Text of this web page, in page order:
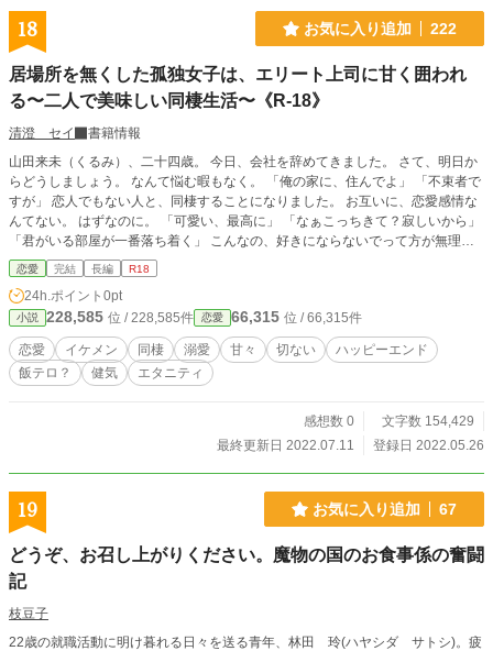
18 お気に入り追加 222
居場所を無くした孤独女子は、エリート上司に甘く囲われ
る〜二人で美味しい同棲生活〜《R-18》
清澄 セイ
書籍情報
山田来未（くるみ）、二十四歳。 今日、会社を辞めてきました。 さて、明日か
らどうしましょう。 なんて悩む暇もなく。 「俺の家に、住んでよ」 「不束者で
すが」 恋人でもない人と、同棲することになりました。 お互いに、恋愛感情な
んてない。 はずなのに。 「可愛い、最高に」 「なぁこっちきて？寂しいから」
「君がいる部屋が一番落ち着く」 こんなの、好きにならないでって方が無理で
す。 真面目な不憫系女子×不器用甘やかし系男子 同棲から始まるほのぼのラ
ブ。 ※別名義で他サイトにも公開しています。
恋愛 完結 長編 R18
24h.ポイント 0pt
小説 228,585 位 / 228,585件 恋愛 66,315 位 / 66,315件
恋愛 イケメン 同棲 溺愛 甘々 切ない
ハッピーエンド
飯テロ？
健気 エタニティ
感想数 0
文字数 154,429
最終更新日 2022.07.11
登録日 2022.05.26
19 お気に入り追加 67
どうぞ、お召し上がりください。魔物の国のお食事係の奮闘
記
枝豆子
22歳の就職活動に明け暮れる日々を送る青年、林田 玲(ハヤシダ サトシ)。疲